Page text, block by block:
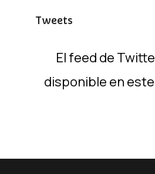
Tweets
El feed de
disponible en